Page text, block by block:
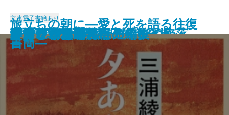
コンスタンティノープルの陥落
池波正太郎の銀座日記［全］
河童が覗いたインド
春燈
秀吉と武吉 目を上げれば海
李香蘭 私の半生
秘伝の声〔上〕
秘伝の声〔下〕
姥うかれ
ありふれた手法
文庫電子書籍あり
夕あり朝あり
ランゲルハンス島の午後
方舟さくら丸
旅立ちの朝に―愛と死を語る往復
書簡―
本所しぐれ町物語
かくれさと苦界行
フィツジェラルド短編集
カンヴァスの柩
リプレイ
酔いどれ次郎八